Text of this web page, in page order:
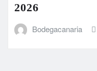
2026
Bodegacanaria